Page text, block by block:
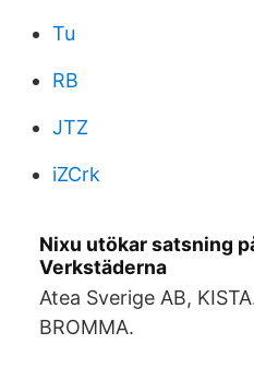
Tu
RB
JTZ
iZCrk
Nixu utökar satsning
Verkstäderna
Atea Sverige AB,
BROMMA.